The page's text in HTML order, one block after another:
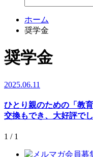
ホーム
奨学金
奨学金
2025.06.11
ひとり親のための「教
交換もでき、大好評で
1 / 1